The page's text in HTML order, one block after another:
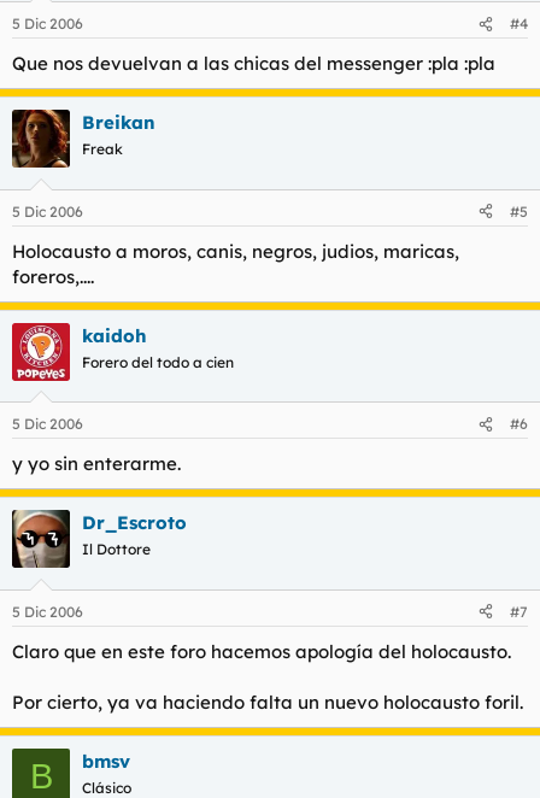
5 Dic 2006 #4
Que nos devuelvan a las chicas del messenger :pla :pla
Breikan
Freak
5 Dic 2006 #5
Holocausto a moros, canis, negros, judios, maricas,
foreros,....
kaidoh
Forero del todo a cien
5 Dic 2006 #6
y yo sin enterarme.
Dr_Escroto
Il Dottore
5 Dic 2006 #7
Claro que en este foro hacemos apología del holocausto.
Por cierto, ya va haciendo falta un nuevo holocausto foril.
B bmsv
Clásico